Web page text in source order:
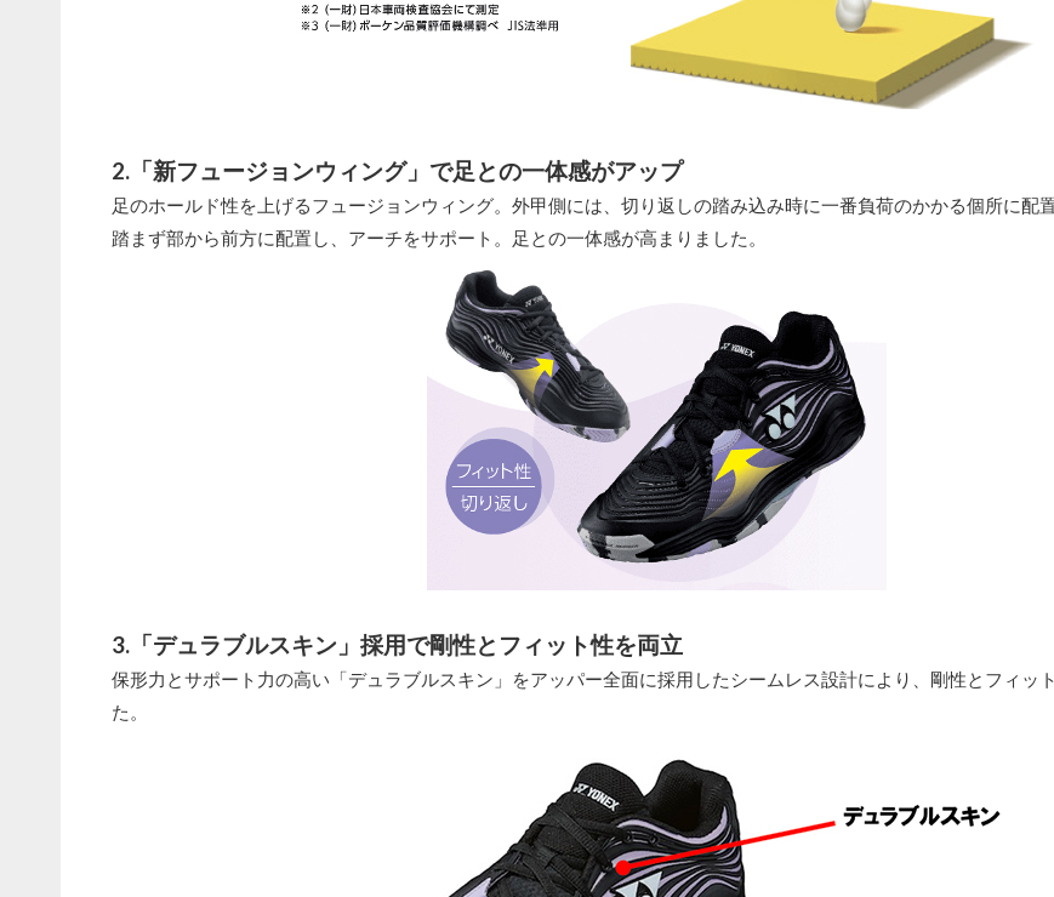
2.「新フュージョンウィング」で足との一体感がアップ
足のホールド性を上げるフュージョンウィング。外甲側には、切り返しの踏み込み時に一番負荷のかかる個所に配
踏まず部から前方に配置し、アーチをサポート。足との一体感が高まりました。
3.「デュラブルスキン」採用で剛性とフィット性を両立
保形力とサポート力の高い「デュラブルスキン」をアッパー全面に採用したシームレス設計により、剛性とフィッ
た。